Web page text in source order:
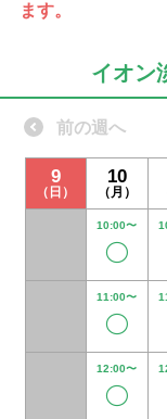
ます。
イオン
前の週へ
9
（日）
10
（月）
10:00〜
11:00〜
12:00〜